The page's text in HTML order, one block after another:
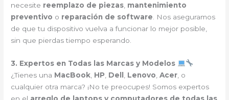
necesite reemplazo de piezas mantenimiento
preventivo o reparación de software . Nos aseguramos
de que tu dispositivo vuelva a funcionar lo mejor posible,
sin que pierdas tiempo esperando.
3. Expertos en Todas las Marcas y Modelos
¿Tienes una MacBook HP Dell Lenovo ,Acer , o
cualquier otra marca? ¡No te preocupes! Somos expertos
en el arreglo de laptops y computadores de todas las